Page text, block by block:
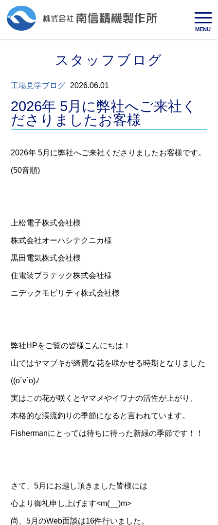
MENU
スタッフブログ
工場見学ブログ 2026.06.01
2026年 5月に弊社へご来社く
ださりましたお客様
2026年 5月に弊社へご来社くださりましたお客様です。
(50音順)
上松電子株式会社様
株式会社オーハシテクニカ様
黒田電気株式会社様
住電装プラテック株式会社様
ニデックモビリティ株式会社様
弊社HPをご覧の皆様こんにちは！
山ではヤマブキが綺麗な花を咲かせる時期となりました
((o´v`o)ﾉ
実はこの花が咲くとヤマメやイワナの活性が上がり、
本格的な渓流釣りの季節になると言われています。
Fishermanにとっては待ちに待った新緑の季節です！！
さて、5月にお越し頂きました皆様には
心より御礼申し上げます<m(__)m>
尚、5月のWeb面談は16件行いました。